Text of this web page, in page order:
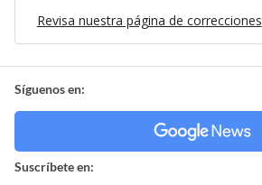
Revisa nuestra página de correcciones
Síguenos en:
Suscríbete en: